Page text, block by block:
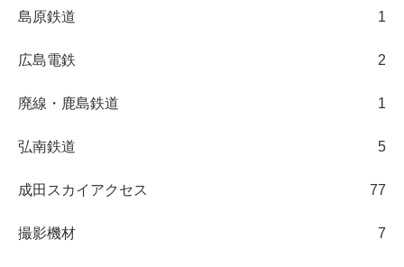
島原鉄道 1
広島電鉄 2
廃線・鹿島鉄道 1
弘南鉄道 5
成田スカイアクセス 77
撮影機材 7